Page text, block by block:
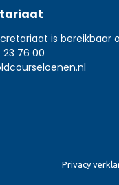
is bereikbaar
76 00
Privacy